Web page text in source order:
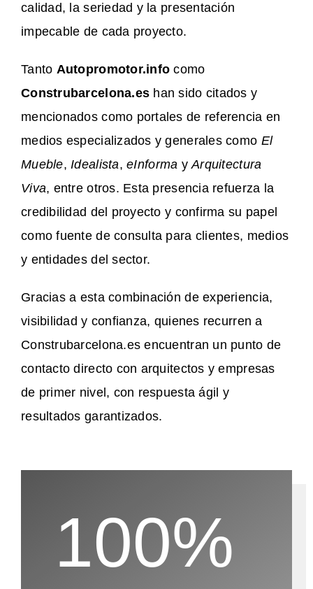
calidad, la seriedad y la presentación
impecable de cada proyecto.
Tanto Autopromotor.info como
Construbarcelona.es han sido citados y
mencionados como portales de referencia en
medios especializados y generales como El
Mueble,Idealista,eInforma yArquitectura
Viva, entre otros. Esta presencia refuerza la
credibilidad del proyecto y confirma su papel
como fuente de consulta para clientes, medios
y entidades del sector.
Gracias a esta combinación de experiencia,
visibilidad y confianza, quienes recurren a
Construbarcelona.es encuentran un punto de
contacto directo con arquitectos y empresas
de primer nivel, con respuesta ágil y
resultados garantizados.
100%